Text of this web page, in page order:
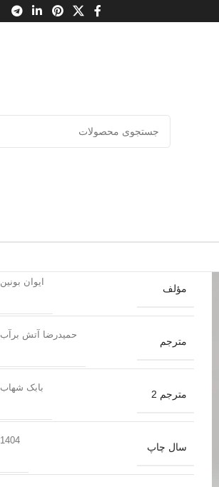
آقایی از سان فرانسیسکو
مؤلف
ایوان بونین
مترجم
حمیدرضا آتش برآب
مترجم 2
بابک شهاب
سال چاپ
1404